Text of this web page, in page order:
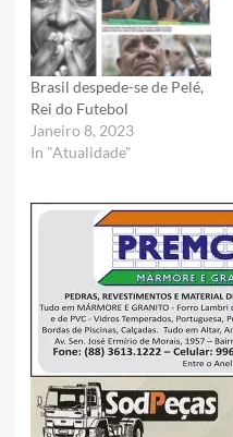
Brasil despede-se de Pelé,
Rei do Futebol
Janeiro 8, 2023
In "Atualidade"